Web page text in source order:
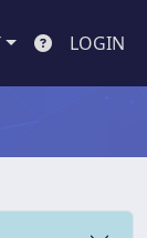
LOGIN